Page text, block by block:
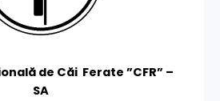
de Căi Ferate ”CFR” –
SA